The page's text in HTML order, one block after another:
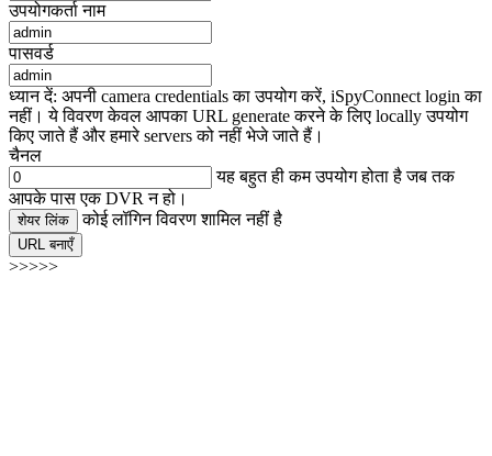
उपयोगकर्ता नाम
पासवर्ड
ध्यान दें: अपनी camera credentials का उपयोग करें, iSpyConnect login का
नहीं। ये विवरण केवल आपका URL generate करने के लिए locally उपयोग
किए जाते हैं और हमारे servers को नहीं भेजे जाते हैं।
चैनल
यह बहुत ही कम उपयोग होता है जब तक
आपके पास एक DVR न हो।
शेयर लिंक कोई लॉगिन विवरण शामिल नहीं है
URL बनाएँ
>>>>>